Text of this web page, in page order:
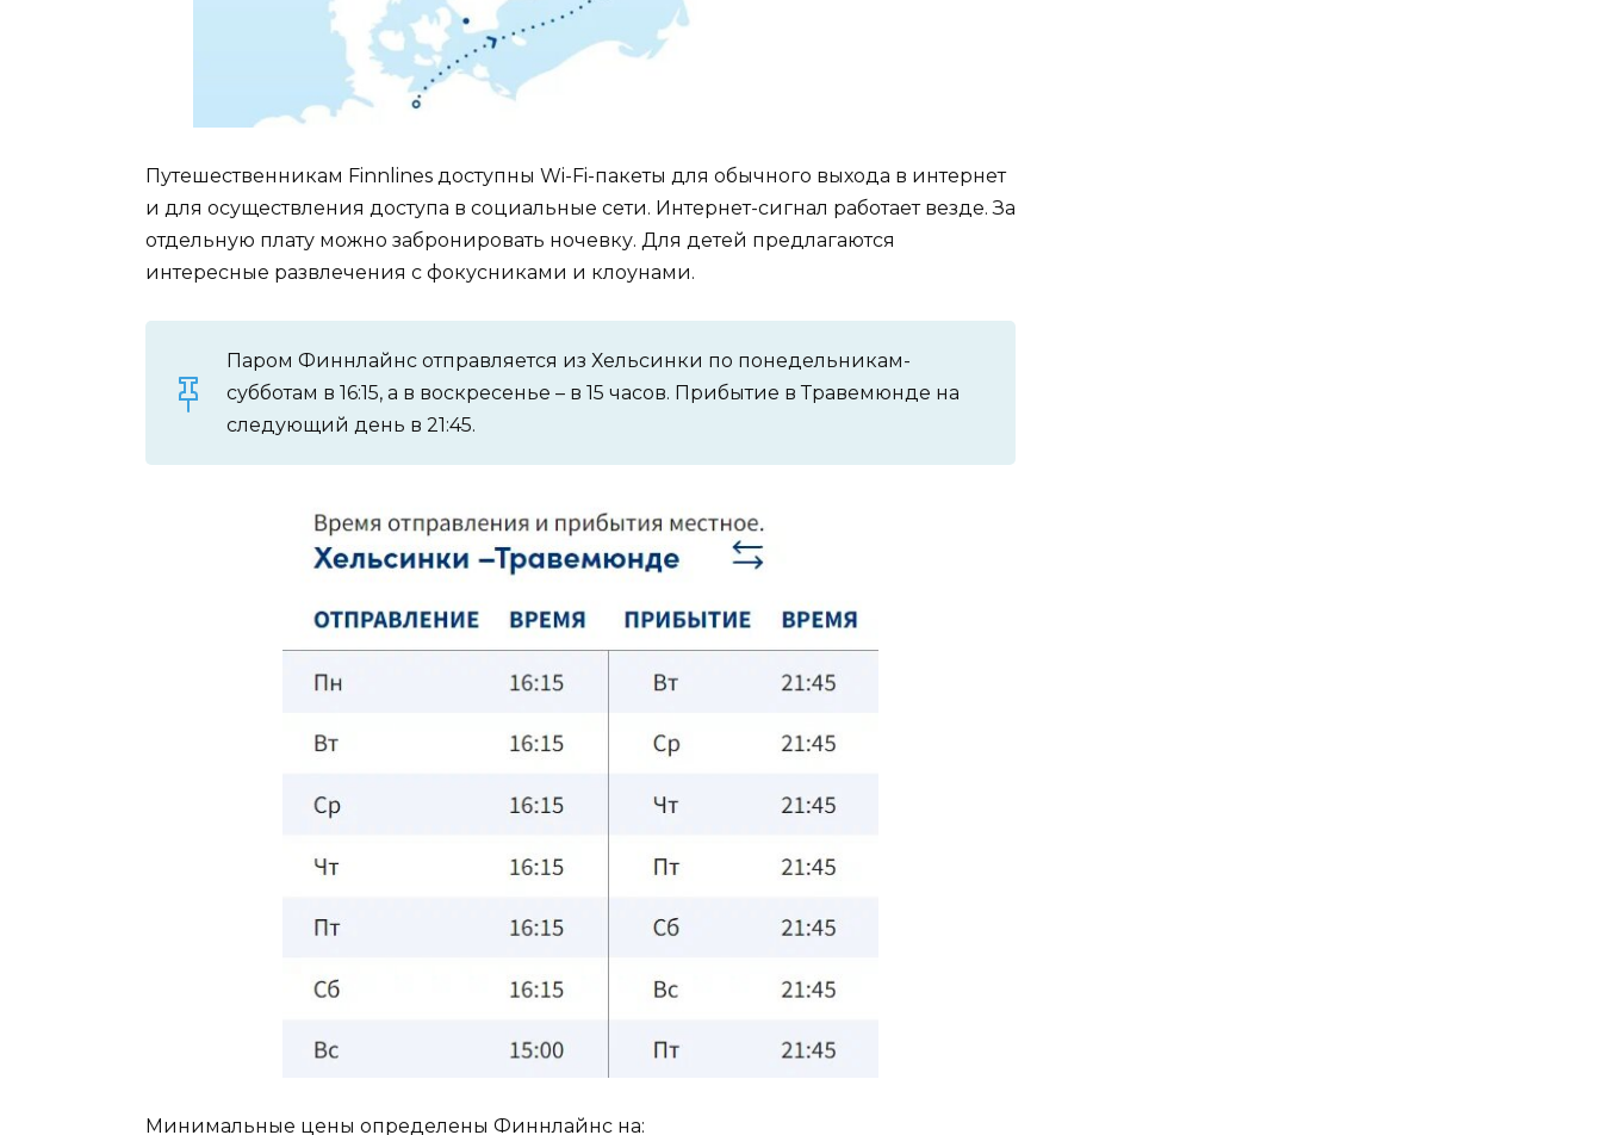
Путешественникам Finnlines доступны Wi-Fi-пакеты для обычного выхода в интернет
и для осуществления доступа в социальные сети. Интернет-сигнал работает везде. За
отдельную плату можно забронировать ночевку. Для детей предлагаются
интересные развлечения с фокусниками и клоунами.
Паром Финнлайнс отправляется из Хельсинки по понедельникам-
субботам в 16:15, а в воскресенье – в 15 часов. Прибытие в Травемюнде на
следующий день в 21:45.
Минимальные цены определены Финнлайнс на: